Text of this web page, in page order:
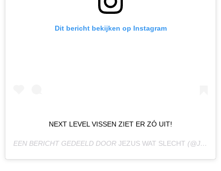
Dit bericht bekijken op Instagram
NEXT LEVEL VISSEN ZIET ER ZÓ UIT!
EEN BERICHT GEDEELD DOOR JEZUS WAT SLECHT (@JEZUS_WAT_SLECHT) OP